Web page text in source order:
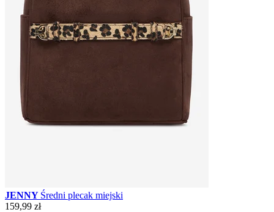
JENNY Średni plecak miejski
159,99 zł